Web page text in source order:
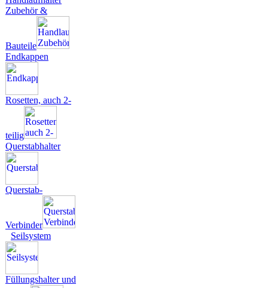
Zubehör &
Bauteile
Endkappen
Rosetten, auch 2-
teilig
Querstabhalter
Querstab-
Verbinder
Seilsystem
Füllungshalter und